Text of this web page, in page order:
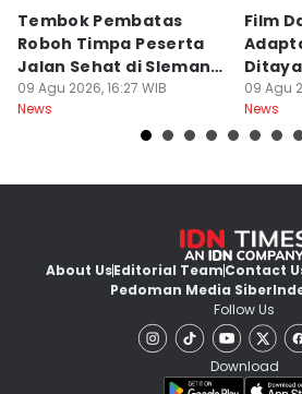
Tembok Pembatas
Roboh Timpa Peserta
Jalan Sehat di Sleman,
10 Orang Luka
09 Agu 2026, 16:27 WIB
News
Film
Jogja
09 Agu
News
About UsEditorial TeamContact
Pedoman Media Siber
Follow Us
Download